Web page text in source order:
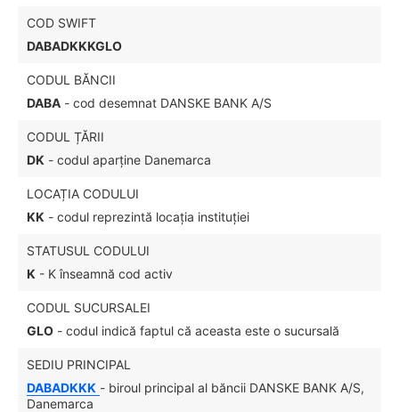
COD SWIFT
DABADKKKGLO
CODUL BĂNCII
DABA - cod desemnat DANSKE BANK A/S
CODUL ȚĂRII
DK - codul aparține Danemarca
LOCAȚIA CODULUI
KK - codul reprezintă locația instituției
STATUSUL CODULUI
K - K înseamnă cod activ
CODUL SUCURSALEI
GLO - codul indică faptul că aceasta este o sucursală
SEDIU PRINCIPAL
DABADKKK - biroul principal al băncii DANSKE BANK A/S,
Danemarca